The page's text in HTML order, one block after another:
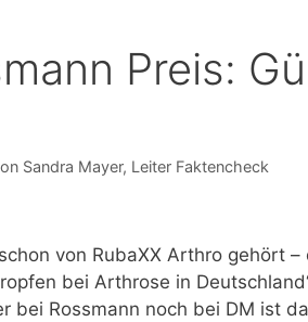
Preis:
Sandra Mayer, Leiter Faktencheck
von RubaXX Arthro gehört –
bei Arthrose in
bei Rossmann noch bei DM ist